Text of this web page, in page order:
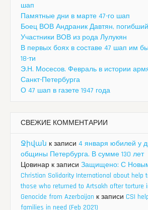
шап
Памятные дни в марте 47-го шап
Боец ВОВ Андраник Давтян, погибший
Участники ВОВ из рода Лулукян
В первых боях в составе 47 шап им
18-ти
Э.Н. Мосесов. Февраль в истории
Санкт-Петербурга
О 47 шап в газете 1947 года
СВЕЖИЕ КОММЕНТАРИИ
Ջիվան к записи 4 января юбилей у
общины Петербурга. В сумме 130 лет
Цовинар к записи Защищено: С
Christian Solidarity International about help
those who returned to Artsakh after torture
Genocide from Azerbaijan к записи CSI
families in need (Feb 2021)